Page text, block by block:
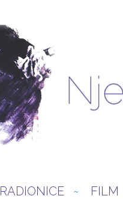
RADIONICE FILM